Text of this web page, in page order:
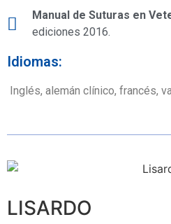
Manual de Suturas en
ediciones 2016.
Idiomas:
Inglés, alemán clínico, francés,
LISARDO